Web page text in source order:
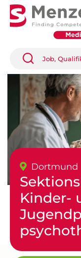
Dortmund
Kinder-